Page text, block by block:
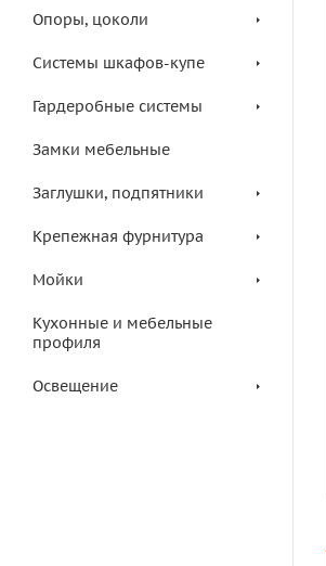
Опоры, цоколи
Системы шкафов-купе
Гардеробные системы
Замки мебельные
Заглушки, подпятники
Крепежная фурнитура
Мойки
Кухонные и мебельные
профиля
Освещение